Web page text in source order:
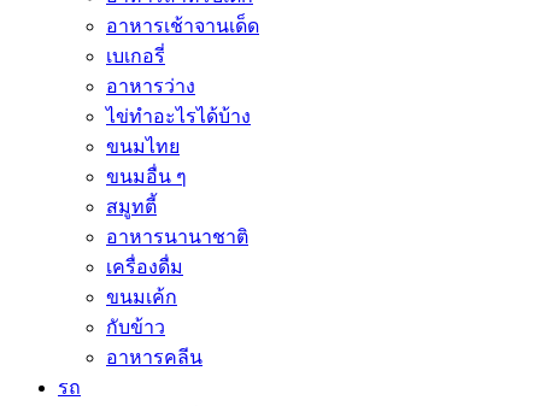
อาหารเช้าจานเด็ด
เบเกอรี่
อาหารว่าง
ไข่ทำอะไรได้บ้าง
ขนมไทย
ขนมอื่น ๆ
สมูทตี้
อาหารนานาชาติ
เครื่องดื่ม
ขนมเค้ก
กับข้าว
อาหารคลีน
รถ